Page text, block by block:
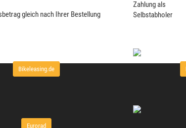
gleich nach Ihrer Bestellung
Bikeleasing.de
Eurorad